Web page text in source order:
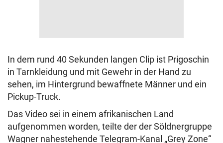
In dem rund 40 Sekunden langen Clip ist Prigoschin
in Tarnkleidung und mit Gewehr in der Hand zu
sehen, im Hintergrund bewaffnete Männer und ein
Pickup-Truck.
Das Video sei in einem afrikanischen Land
aufgenommen worden, teilte der der Söldnergruppe
Wagner nahestehende Telegram-Kanal „Grey Zone“